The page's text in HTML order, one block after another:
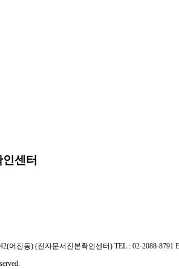
어진동) (전자문서진본확인센터) TEL : 02-2088-8791
reserved.